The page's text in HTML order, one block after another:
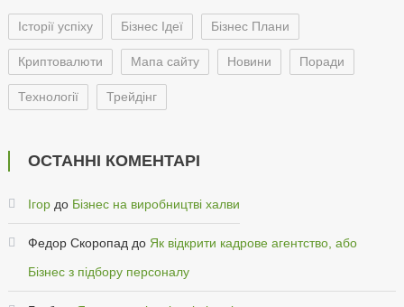
Історії успіху Бізнес Ідеї Бізнес Плани
Криптовалюти Мапа сайту Новини Поради
Технології Трейдінг
ОСТАННІ КОМЕНТАРІ
Ігордо Бізнес на виробництві халви
Федор Скоропад до Як відкрити кадрове агентство, або
Бізнес з підбору персоналу